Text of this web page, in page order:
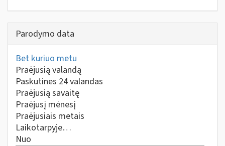
Parodymo data
Bet kuriuo metu
Praėjusią valandą
Paskutines 24 valandas
Praėjusią savaitę
Praėjusį mėnesį
Praėjusiais metais
Laikotarpyje…
Nuo